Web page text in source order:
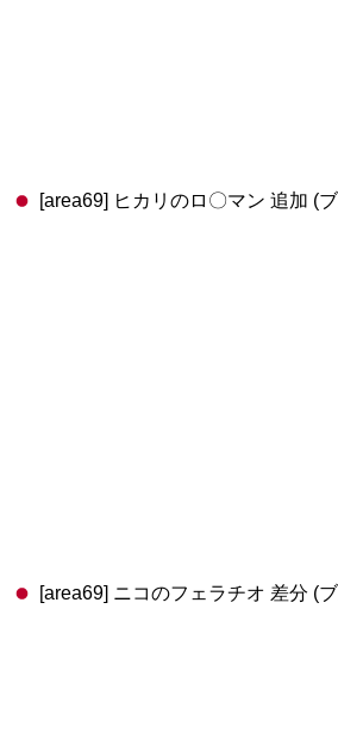
[area69] ヒカリのロ〇マン 追加 (
[area69] ニコのフェラチオ 差分 (